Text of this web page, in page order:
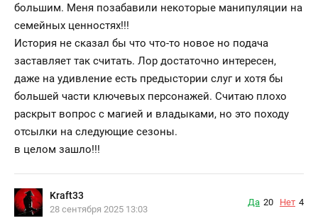
большим. Меня позабавили некоторые манипуляции на
семейных ценностях!!!
История не сказал бы что что-то новое но подача
заставляет так считать. Лор достаточно интересен,
даже на удивление есть предыстории слуг и хотя бы
большей части ключевых персонажей. Считаю плохо
раскрыт вопрос с магией и владыками, но это походу
отсылки на следующие сезоны.
в целом зашло!!!
Kraft33
28 сентября 2025 13:03
Да 20 Нет 4